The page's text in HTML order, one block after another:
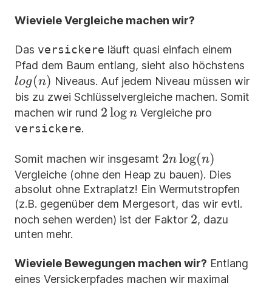
Wieviele Vergleiche machen wir?
Das versickere läuft quasi einfach einem
Pfad dem Baum entlang, sieht also höchstens
log(n) Niveaus. Auf jedem Niveau müssen wir
bis zu zwei Schlüsselvergleiche machen. Somit
machen wir rund 2\log
2log nVergleiche pro
versickere.
Somit machen wir insgesamt 2 n
\log(n)
2nlog(n)
Vergleiche (ohne den Heap zu bauen). Dies
absolut ohne Extraplatz! Ein Wermutstropfen
(z.B. gegenüber dem Mergesort, das wir evtl.
noch sehen werden) ist der Faktor 2
2, dazu
unten mehr.
Wieviele Bewegungen machen wir? Entlang
eines Versickerpfades machen wir maximal